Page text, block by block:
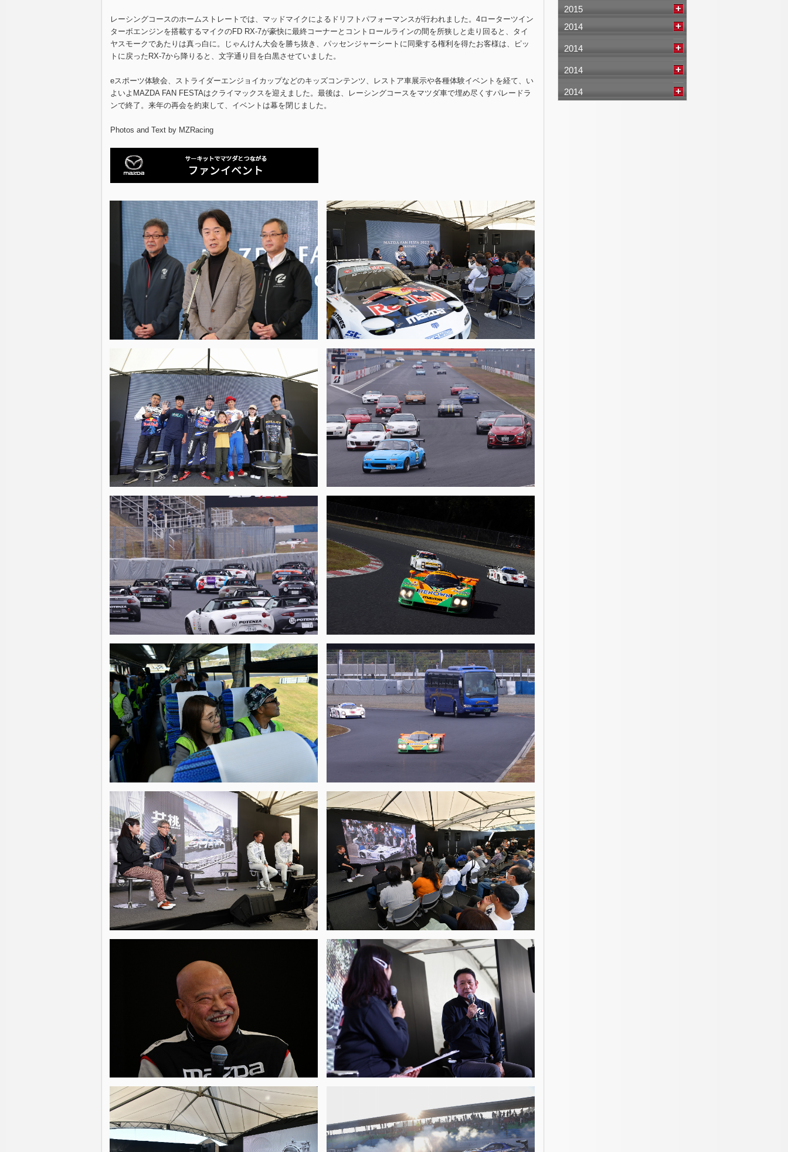
レーシングコースのホームストレートでは、マッドマイクによるドリフトパフォーマンスが行われました。4ローターツイン
ターボエンジンを搭載するマイクのFD RX-7が豪快に最終コーナーとコントロールラインの間を所狭しと走り回ると、タイ
ヤスモークであたりは真っ白に。じゃんけん大会を勝ち抜き、パッセンジャーシートに同乗する権利を得たお客様は、ピッ
トに戻ったRX-7から降りると、文字通り目を白黒させていました。
eスポーツ体験会、ストライダーエンジョイカップなどのキッズコンテンツ、レストア車展示や各種体験イベントを経て、い
よいよMAZDA FAN FESTAはクライマックスを迎えました。最後は、レーシングコースをマツダ車で埋め尽くすパレードラ
ンで終了。来年の再会を約束して、イベントは幕を閉じました。
Photos and Text by MZRacing
2015
2014
2014
2014
2014